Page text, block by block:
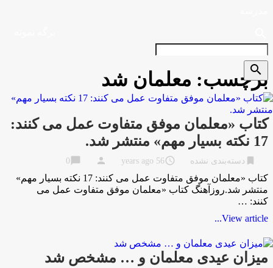
برچسب: معلمان شد
کتاب «معلمان موفق متفاوت عمل می کنند:
17 نکته بسیار مهم» منتشر شد.
دسته‌بندی نشده access_time
56 years ago
person
chat_bubble
کتاب «معلمان موفق متفاوت عمل می کنند: 17 نکته بسیار مهم»
منتشر شد.روزآهنگ کتاب «معلمان موفق متفاوت عمل می
کنند: …
View article...
میزان عیدی معلمان و … مشخص شد
search